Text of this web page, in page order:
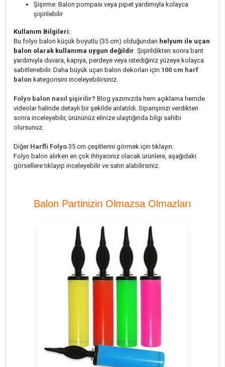
Şişirme: Balon pompası veya pipet yardımıyla kolayca
şişirilebilir
Kullanım Bilgileri:
Bu folyo balon küçük boyutlu (35 cm) olduğundan helyum ile uçan
balon olarak kullanıma uygun değildir. Şişirildikten sonra bant
yardımıyla duvara, kapıya, perdeye veya istediğiniz yüzeye kolayca
sabitlenebilir. Daha büyük uçan balon dekorları için 100 cm harf
balon kategorisini inceleyebilirsiniz.
Folyo balon nasıl şişirilir? Blog yazımızda hem açıklama hemde
videolar halinde detaylı bir şekilde anlatıldı. Siparişinizi verdikten
sonra inceleyebilir, ürününüz elinize ulaştığında bilgi sahibi
olursunuz.
Diğer Harfli Folyo 35 cm çeşitlerini görmek için tıklayın.
Folyo balon alırken en çok ihtiyacınız olacak ürünlere, aşağıdaki
görsellere tıklayıp inceleyebilir ve satın alabilirsiniz.
Balon Partinizin Olmazsa Olmazları